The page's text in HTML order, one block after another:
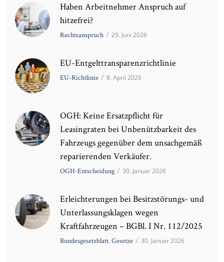
Haben Arbeitnehmer Anspruch auf
hitzefrei?
Rechtsanspruch / 29. Juni 2026
EU-Entgelttransparenzrichtlinie
EU-Richtlinie / 8. April 2026
OGH: Keine Ersatzpflicht für
Leasingraten bei Unbenützbarkeit des
Fahrzeugs gegenüber dem unsachgemäß
reparierenden Verkäufer.
OGH-Entscheidung / 30. Januar 2026
Erleichterungen bei Besitzstörungs- und
Unterlassungsklagen wegen
Kraftfahrzeugen – BGBl. I Nr. 112/2025
Bundesgesetzblatt,Gesetze / 30. Januar 2026